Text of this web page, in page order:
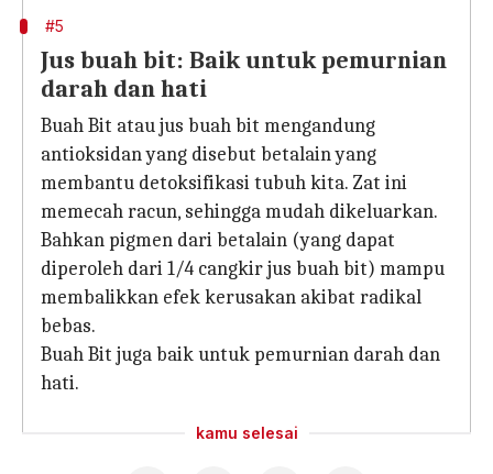
#5
Jus buah bit: Baik untuk pemurnian
darah dan hati
Buah Bit atau jus buah bit mengandung
antioksidan yang disebut betalain yang
membantu detoksifikasi tubuh kita. Zat ini
memecah racun, sehingga mudah dikeluarkan.
Bahkan pigmen dari betalain (yang dapat
diperoleh dari 1/4 cangkir jus buah bit) mampu
membalikkan efek kerusakan akibat radikal
bebas.
Buah Bit juga baik untuk pemurnian darah dan
hati.
kamu selesai